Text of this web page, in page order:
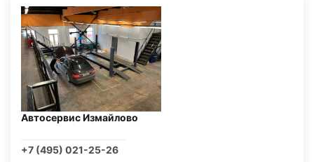
Автосервис Измайлово
+7 (495) 021-25-26